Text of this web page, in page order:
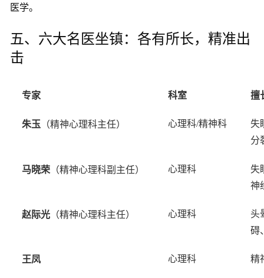
医学。
五、六大名医坐镇：各有所长，精准出
击
专家 科室 擅
朱玉 （精神心理科主任） 心理科/精神科
失
分
马晓荣（精神心理科副主任） 心理科
失
神
赵际光（精神心理科主任） 心理科
头
碍
王凤 心理科 精